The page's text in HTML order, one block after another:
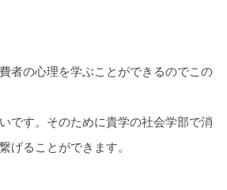
者の心理を学ぶことができるのでこの
です。そのために貴学の社会学部で消
げることができます。